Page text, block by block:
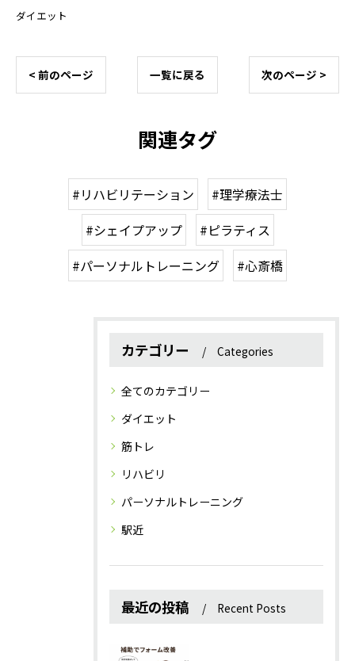
ダイエット
< 前のページ 一覧に戻る 次のページ >
関連タグ
#リハビリテーション
#理学療法士
#シェイプアップ
#ピラティス
#パーソナルトレーニング
#心斎橋
カテゴリー Categories
全てのカテゴリー
ダイエット
筋トレ
リハビリ
パーソナルトレーニング
駅近
最近の投稿 Recent Posts